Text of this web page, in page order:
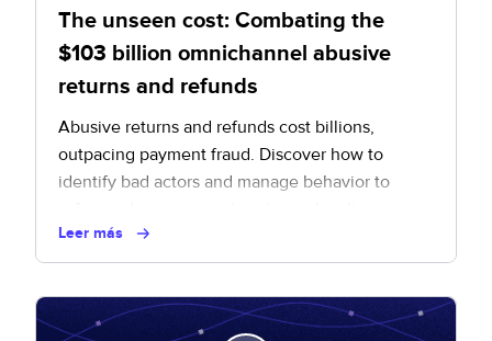
The unseen cost: Combating the
$103 billion omnichannel abusive
returns and refunds
Abusive returns and refunds cost billions,
outpacing payment fraud. Discover how to
identify bad actors and manage behavior to
Leer más